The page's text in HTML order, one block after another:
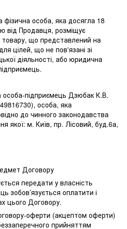
фізична особа, яка досягла 18
від Продавця, розміщує
товару, що представлений на
цілей, що не пов'язані зі
діяльності, або юридична
особа-підприємець Дзюбак К.В.
особа, яка
до чинного законодавства
якої: м. Київ, пр. Лісовий, буд.6а,
Договору
передати у власність
зобов’язується оплатити і
цього Договору.
оферти (акцептом оферти)
прийняттям